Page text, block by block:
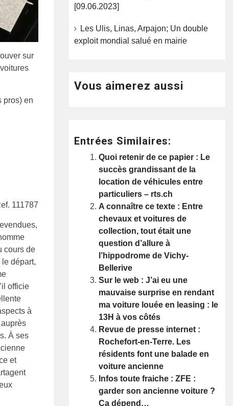
sur
pros) en
111787
cours de
départ,
officie
à
À ses
et
[09.06.2023]
Les Ulis, Linas, Arpajon; Un double
exploit mondial salué en mairie
Vous aimerez aussi
Entrées Similaires:
Quoi retenir de ce papier : Le
succès grandissant de la
location de véhicules entre
particuliers – rts.ch
A connaître ce texte : Entre
chevaux et voitures de
collection, tout était une
question d’allure à
l’hippodrome de Vichy-
Bellerive
Sur le web : J’ai eu une
mauvaise surprise en rendant
ma voiture louée en leasing : le
13H à vos côtés
Revue de presse internet :
Rochefort-en-Terre. Les
résidents font une balade en
voiture ancienne
Infos toute fraiche : ZFE :
garder son ancienne voiture ?
Ça dépend…